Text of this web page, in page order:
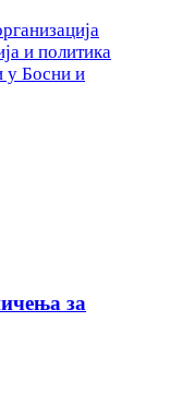
и политика
у Босни и
за